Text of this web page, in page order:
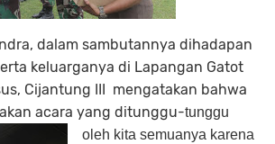
dalam sambutannya dihadapan
keluarganya di Lapangan Gatot
Cijantung III mengatakan bahwa
acara yang ditunggu-tunggu
oleh kita semuanya karena